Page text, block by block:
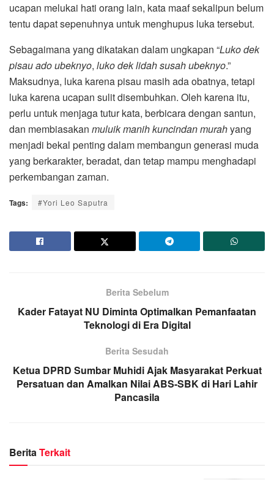
ucapan melukai hati orang lain, kata maaf sekalipun belum
tentu dapat sepenuhnya untuk menghupus luka tersebut.
Sebagaimana yang dikatakan dalam ungkapan “Luko dek
pisau ado ubeknyo, luko dek lidah susah ubeknyo.”
Maksudnya, luka karena pisau masih ada obatnya, tetapi
luka karena ucapan sulit disembuhkan. Oleh karena itu,
perlu untuk menjaga tutur kata, berbicara dengan santun,
dan membiasakan muluik manih kuncindan murahyang
menjadi bekal penting dalam membangun generasi muda
yang berkarakter, beradat, dan tetap mampu menghadapi
perkembangan zaman.
Tags: #Yori Leo Saputra
Berita Sebelum
Kader Fatayat NU Diminta Optimalkan Pemanfaatan
Teknologi di Era Digital
Berita Sesudah
Ketua DPRD Sumbar Muhidi Ajak Masyarakat Perkuat
Persatuan dan Amalkan Nilai ABS-SBK di Hari Lahir
Pancasila
BeritaTerkait